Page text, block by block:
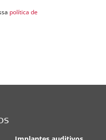
política de